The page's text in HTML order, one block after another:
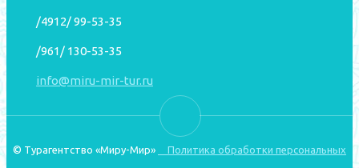
/4912/ 99-53-35
/961/ 130-53-35
info@miru-mir-tur.ru
© Турагентство «Миру-Мир»
Политика обработки персональных